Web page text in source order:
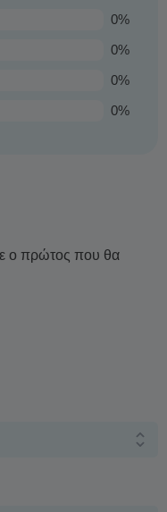
0%
0%
0%
0%
ο πρώτος που θα